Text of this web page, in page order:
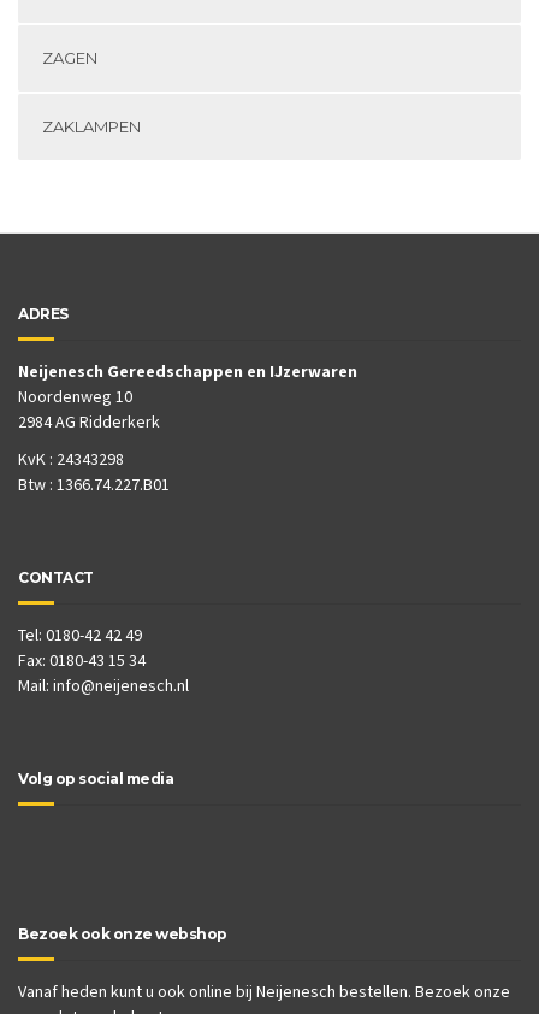
ZAGEN
ZAKLAMPEN
ADRES
Neijenesch Gereedschappen en IJzerwaren
Noordenweg 10
2984 AG Ridderkerk
KvK : 24343298
Btw : 1366.74.227.B01
CONTACT
Tel: 0180-42 42 49
Fax: 0180-43 15 34
Mail: info@neijenesch.nl
Volg op social media
Bezoek ook onze webshop
Vanaf heden kunt u ook online bij Neijenesch bestellen. Bezoek onze